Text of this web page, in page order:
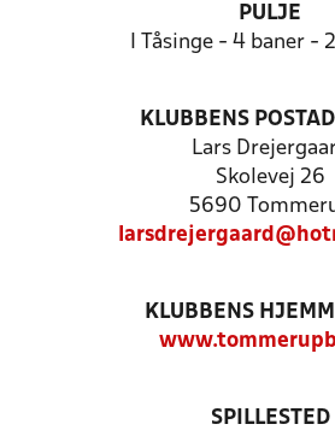
PULJE
I Tåsinge - 4 baner -
KLUBBENS
Lars
Skolevej 26
5690
KLUBBENS
SPILLESTED